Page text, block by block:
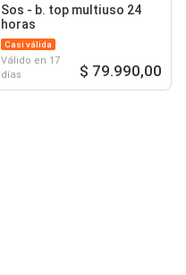
Sos - b. top multiuso 24
horas
Casi válida
Válido en 17
días
$ 79.990,00